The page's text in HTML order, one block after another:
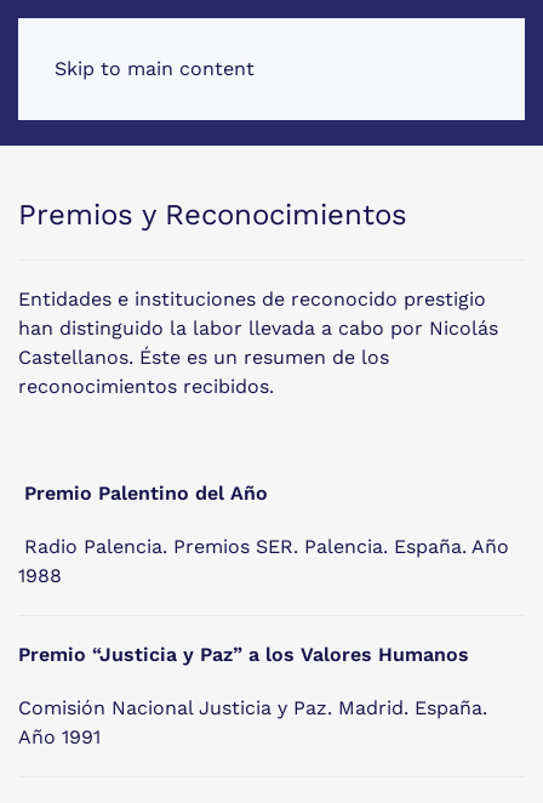
Skip to main content
Premios y Reconocimientos
Entidades e instituciones de reconocido prestigio
han distinguido la labor llevada a cabo por Nicolás
Castellanos. Éste es un resumen de los
reconocimientos recibidos.
Premio Palentino del Año
Radio Palencia. Premios SER. Palencia. España. Año
1988
Premio “Justicia y Paz” a los Valores Humanos
Comisión Nacional Justicia y Paz. Madrid. España.
Año 1991